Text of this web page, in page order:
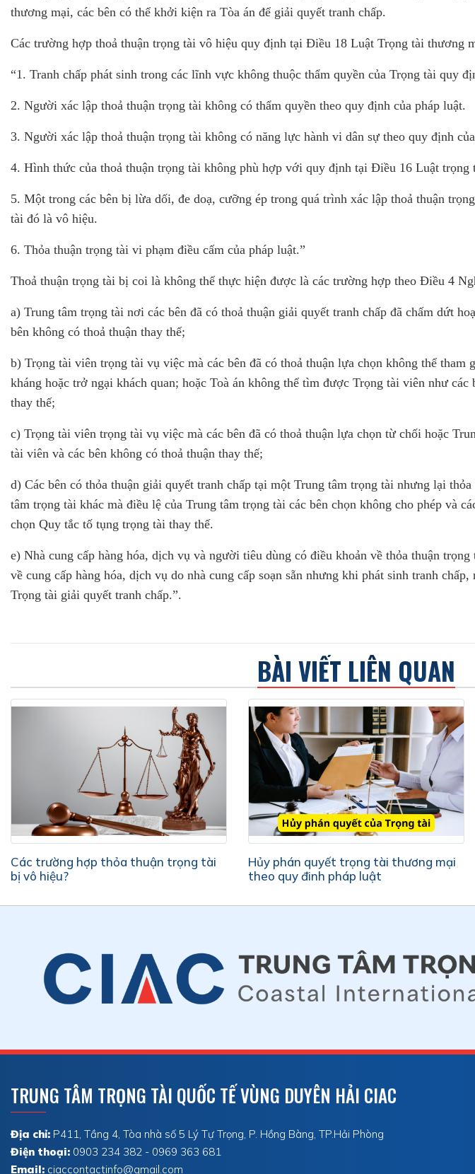
thương mại, các bên có thể khởi kiện ra Tòa án để giải quyết tranh chấp.
Các trường hợp thoả thuận trọng tài vô hiệu quy định tại Điều 18 Luật Trọng tài thương
“1. Tranh chấp phát sinh trong các lĩnh vực không thuộc thẩm quyền của Trọng tài quy
2. Người xác lập thoả thuận trọng tài không có thẩm quyền theo quy định của pháp luật.
3. Người xác lập thoả thuận trọng tài không có năng lực hành vi dân sự theo quy định
4. Hình thức của thoả thuận trọng tài không phù hợp với quy định tại Điều 16 Luật trọng
5. Một trong các bên bị lừa dối, đe doạ, cưỡng ép trong quá trình xác lập thoả thuận
tài đó là vô hiệu.
6. Thỏa thuận trọng tài vi phạm điều cấm của pháp luật.”
Thoả thuận trọng tài bị coi là không thể thực hiện được là các trường hợp theo Điều 4
a) Trung tâm trọng tài nơi các bên đã có thoả thuận giải quyết tranh chấp đã chấm dứt
bên không có thoả thuận thay thế;
b) Trọng tài viên trọng tài vụ việc mà các bên đã có thoả thuận lựa chọn không thể tham
kháng hoặc trở ngại khách quan; hoặc Toà án không thể tìm được Trọng tài viên như các
thay thế;
c) Trọng tài viên trọng tài vụ việc mà các bên đã có thoả thuận lựa chọn từ chối hoặc
tài viên và các bên không có thoả thuận thay thế;
d) Các bên có thỏa thuận giải quyết tranh chấp tại một Trung tâm trọng tài nhưng lại
tâm trọng tài khác mà điều lệ của Trung tâm trọng tài các bên chọn không cho phép và
chọn Quy tắc tố tụng trọng tài thay thế.
e) Nhà cung cấp hàng hóa, dịch vụ và người tiêu dùng có điều khoản về thỏa thuận
về cung cấp hàng hóa, dịch vụ do nhà cung cấp soạn sẵn nhưng khi phát sinh tranh
Trọng tài giải quyết tranh chấp.”.
BÀI VIẾT LIÊN QUAN
Các trường hợp thỏa thuận trọng tài
bị vô hiệu?
Hủy phán quyết trọng tài thương mại
theo quy đinh pháp luật
TRUNG TÂM TRỌNG TÀI QUỐC TẾ VÙNG DUYÊN HẢI CIAC
Địa chỉ: P411, Tầng 4, Tòa nhà số 5 Lý Tự Trọng, P. Hồng Bàng, TP.Hải Phòng
Điện thoại: 0903 234 382 - 0969 363 681
Email: ciaccontactinfo@gmail.com